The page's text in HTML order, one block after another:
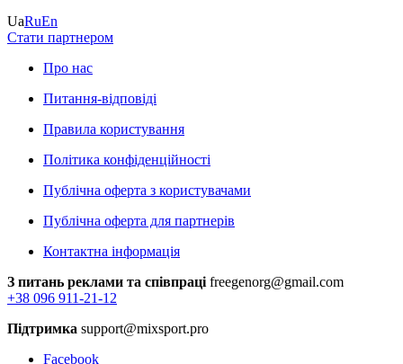
UaRuEn
Стати партнером
Про нас
Питання-відповіді
Правила користування
Політика конфіденційності
Публічна оферта з користувачами
Публічна оферта для партнерів
Контактна інформація
З питань реклами та співпраці freegenorg@gmail.com
+38 096 911-21-12
Підтримка support@mixsport.pro
Facebook